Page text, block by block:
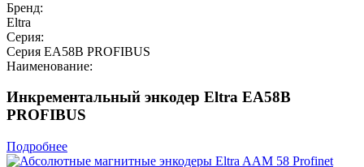
Бренд:
Eltra
Серия:
Серия EA58B PROFIBUS
Наименование:
Инкрементальный энкодер Eltra EA58B
PROFIBUS
Подробнее